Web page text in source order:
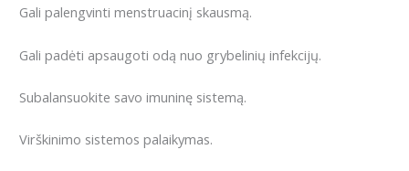
Gali palengvinti menstruacinį skausmą.
Gali padėti apsaugoti odą nuo grybelinių infekcijų.
Subalansuokite savo imuninę sistemą.
Virškinimo sistemos palaikymas.